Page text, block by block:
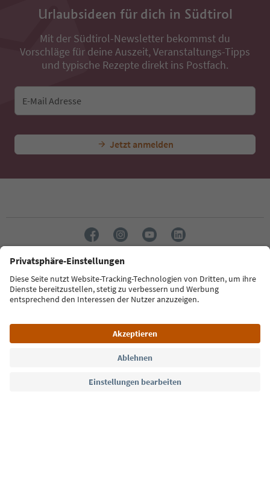
Urlaubsideen für dich in Südtirol
Mit der Südtirol-Newsletter bekommst du
Vorschläge für deine Auszeit, Veranstaltungs-Tipps
und typische Rezepte direkt ins Postfach.
E-Mail Adresse
Jetzt anmelden